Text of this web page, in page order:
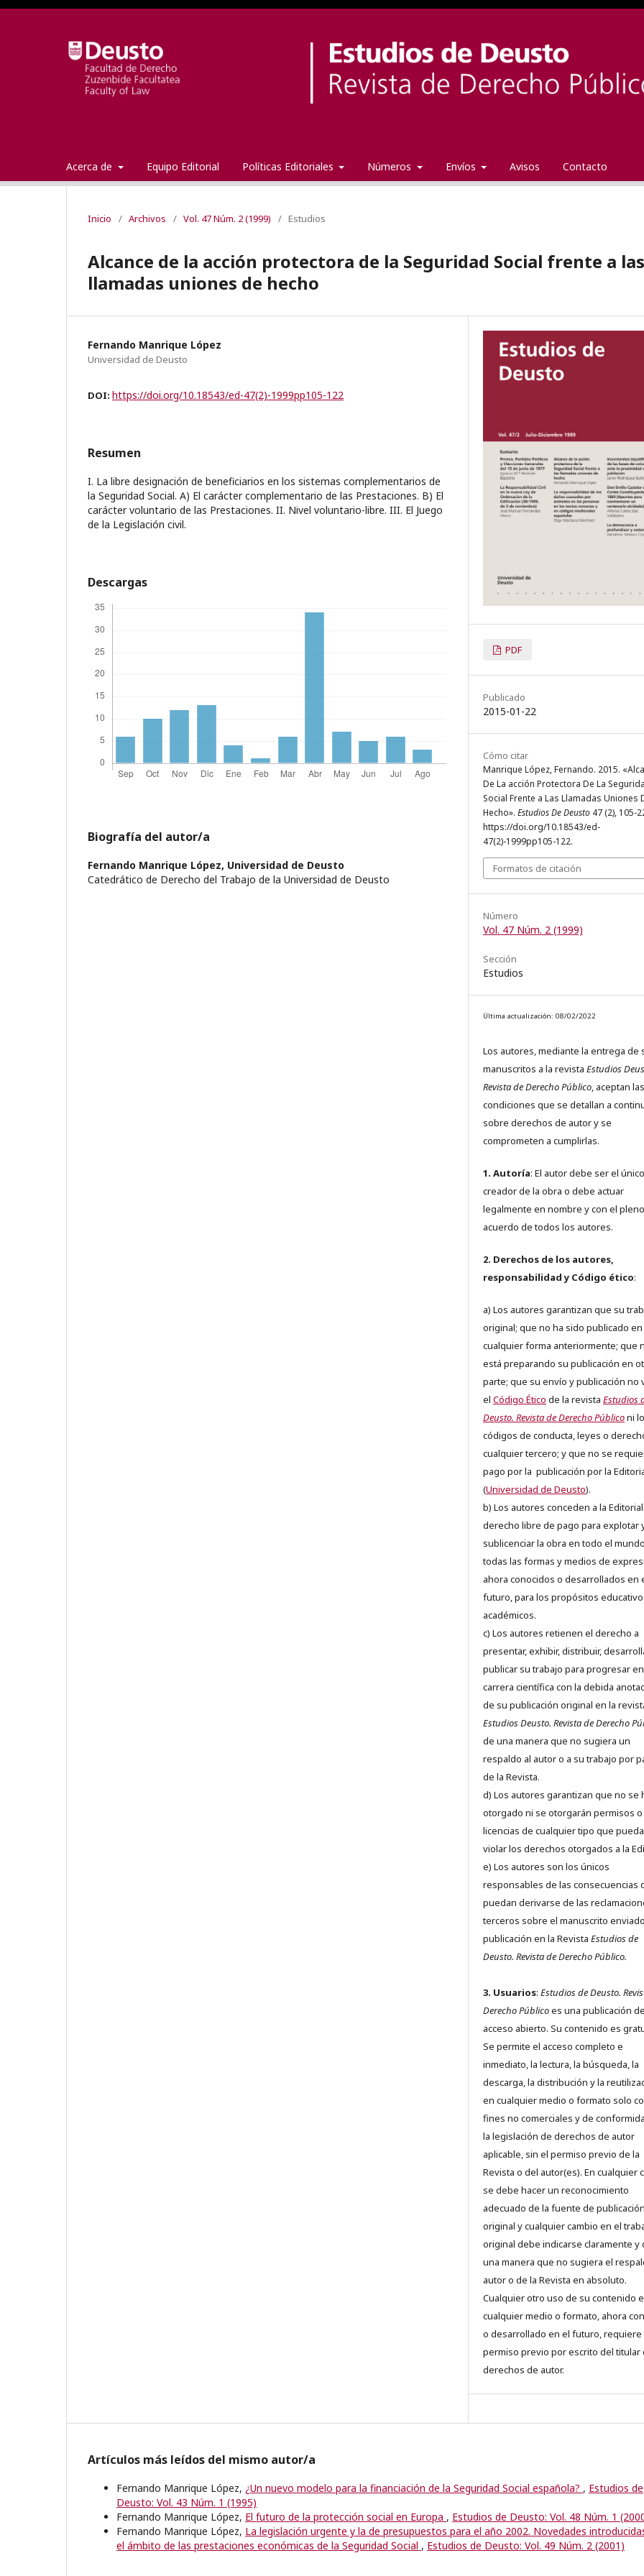
Acerca de Equipo Editorial Políticas Editoriales Números Envíos Avisos Contacto
Inicio / Archivos / Vol. 47 Núm. 2 (1999) / Estudios
Alcance de la acción protectora de la Seguridad Social frente a las
llamadas uniones de hecho
Fernando Manrique López
Universidad de Deusto
DOI: https://doi.org/10.18543/ed-47(2)-1999pp105-122
Resumen
I. La libre designación de beneficiarios en los sistemas complementarios de
la Seguridad Social. A) El carácter complementario de las Prestaciones. B) El
carácter voluntario de las Prestaciones. II. Nivel voluntario-libre. III. El Juego
de la Legislación civil.
Descargas
Biografía del autor/a
Fernando Manrique López, Universidad de Deusto
Catedrático de Derecho del Trabajo de la Universidad de Deusto
PDF
Publicado
2015-01-22
Cómo citar
Manrique López, Fernando. 2015.
De La acción Protectora De La
Social Frente a Las Llamadas Uniones
Hecho». Estudios De Deusto 47 (2), 105-
https://doi.org/10.18543/ed-
47(2)-1999pp105-122.
Formatos de citación
Número
Vol. 47 Núm. 2 (1999)
Sección
Estudios
Última actualización: 08/02/2022
Los autores, mediante la entrega de
manuscritos a la revista Estudios
Revista de Derecho Público, aceptan las
condiciones que se detallan a
sobre derechos de autor y se
comprometen a cumplirlas.
1. Autoría: El autor debe ser el único
creador de la obra o debe actuar
legalmente en nombre y con el pleno
acuerdo de todos los autores.
2. Derechos de los autores,
responsabilidad y Código ético:
a) Los autores garantizan que su
original; que no ha sido publicado en
cualquier forma anteriormente; que
está preparando su publicación en
parte; que su envío y publicación no
el Código Ético de la revista Estudios
Deusto. Revista de Derecho Públiconi
códigos de conducta, leyes o
cualquier tercero; y que no se
pago por la publicación por la
(Universidad de Deusto).
b) Los autores conceden a la
derecho libre de pago para explotar
sublicenciar la obra en todo el
todas las formas y medios de
ahora conocidos o desarrollados en
futuro, para los propósitos
académicos.
c) Los autores retienen el derecho a
presentar, exhibir, distribuir,
publicar su trabajo para progresar
carrera científica con la debida
de su publicación original en la
Estudios Deusto. Revista de Derecho
de una manera que no sugiera un
respaldo al autor o a su trabajo por
de la Revista.
d) Los autores garantizan que no se
otorgado ni se otorgarán permisos o
licencias de cualquier tipo que
violar los derechos otorgados a la
e) Los autores son los únicos
responsables de las consecuencias
puedan derivarse de las
terceros sobre el manuscrito
publicación en la Revista Estudios de
Deusto. Revista de Derecho Público.
3. Usuarios: Estudios de Deusto.
Derecho Públicoes una publicación de
acceso abierto. Su contenido es
Se permite el acceso completo e
inmediato, la lectura, la búsqueda, la
descarga, la distribución y la
en cualquier medio o formato solo
fines no comerciales y de
la legislación de derechos de autor
aplicable, sin el permiso previo de la
Revista o del autor(es). En cualquier
se debe hacer un reconocimiento
adecuado de la fuente de publicación
original y cualquier cambio en el
original debe indicarse claramente y
una manera que no sugiera el
autor o de la Revista en absoluto.
Cualquier otro uso de su contenido
cualquier medio o formato, ahora
o desarrollado en el futuro, requiere
permiso previo por escrito del titular
derechos de autor.
Artículos más leídos del mismo autor/a
Fernando Manrique López, ¿Un nuevo modelo para la financiación de la Seguridad Social española? , Estudios de
Deusto: Vol. 43 Núm. 1 (1995)
Fernando Manrique López, El futuro de la protección social en Europa , Estudios de Deusto: Vol. 48 Núm. 1
Fernando Manrique López, La legislación urgente y la de presupuestos para el año 2002. Novedades
el ámbito de las prestaciones económicas de la Seguridad Social , Estudios de Deusto: Vol. 49 Núm. 2 (2001)